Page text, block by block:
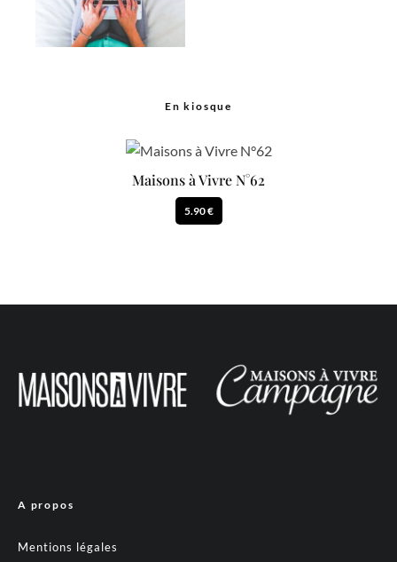
En kiosque
Maisons à Vivre N°62
5.90 €
A propos
Mentions légales